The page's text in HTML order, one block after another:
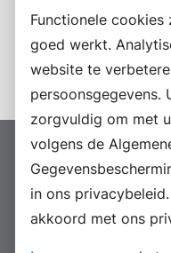
Functionele
goed werkt.
website te
persoonsgegevens.
zorgvuldig om met
volgens de
in ons
akkoord met ons
LinkedIn
Instagram
Proclaimer Colofon
Sitemap
Suggesties
Archief